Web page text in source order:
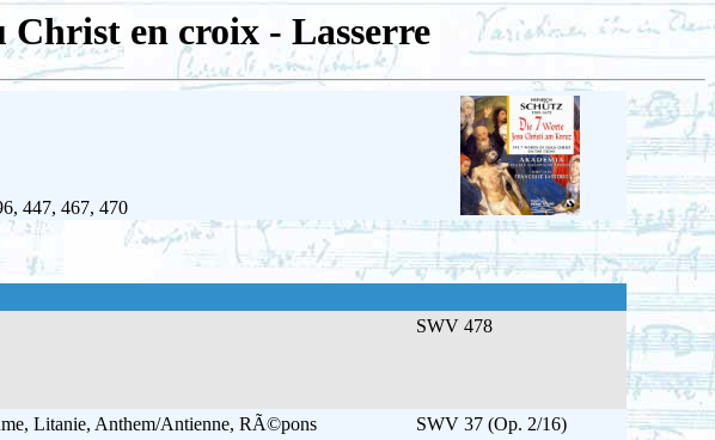
Christ en croix - Lasserre
447, 467, 470
SWV 478
Litanie, Anthem/Antienne, RÃ©pons
SWV 37 (Op. 2/16)